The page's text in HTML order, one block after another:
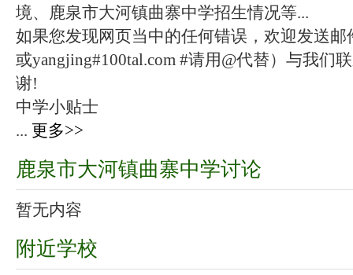
境、鹿泉市大河镇曲寨中学招生情况等...
如果您发现网页当中的任何错误，欢迎发送邮
或yangjing#100tal.com #请用@代替）与我们
谢!
中学小贴士
... 更多>>
鹿泉市大河镇曲寨中学讨论
暂无内容
附近学校